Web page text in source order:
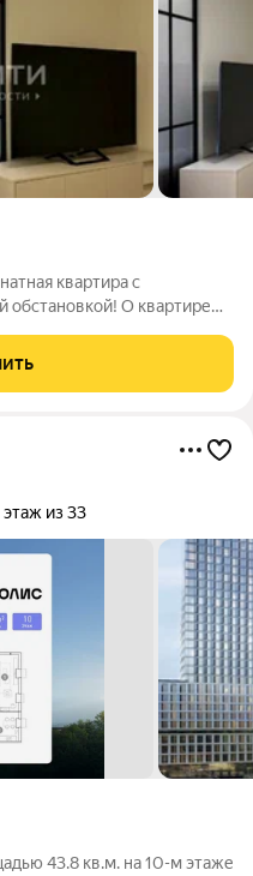
квартира с
обстановкой! О квартире
ремонт «для
и
этаж из 33
43.8 кв.м. на 10-м этаже